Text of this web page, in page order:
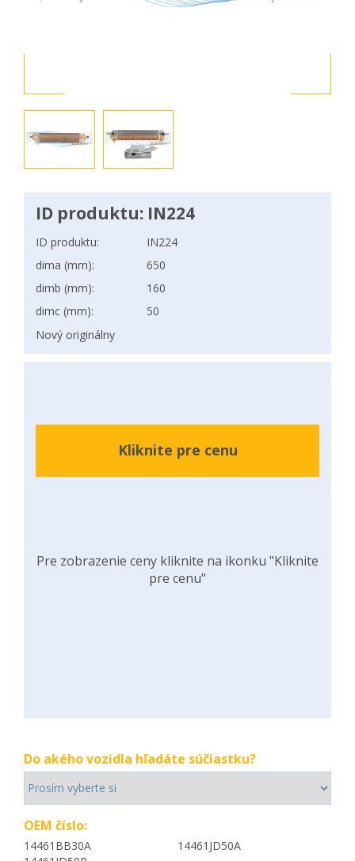
ID produktu: IN224
ID produktu:
IN224
dima (mm):
650
dimb (mm):
160
dimc (mm):
50
Nový originálny
Kliknite pre cenu
Pre zobrazenie ceny kliknite na ikonku "Kliknite
pre cenu"
Do akého vozidla hľadáte súčiastku?
OEM číslo:
14461BB30A
14461JD50A